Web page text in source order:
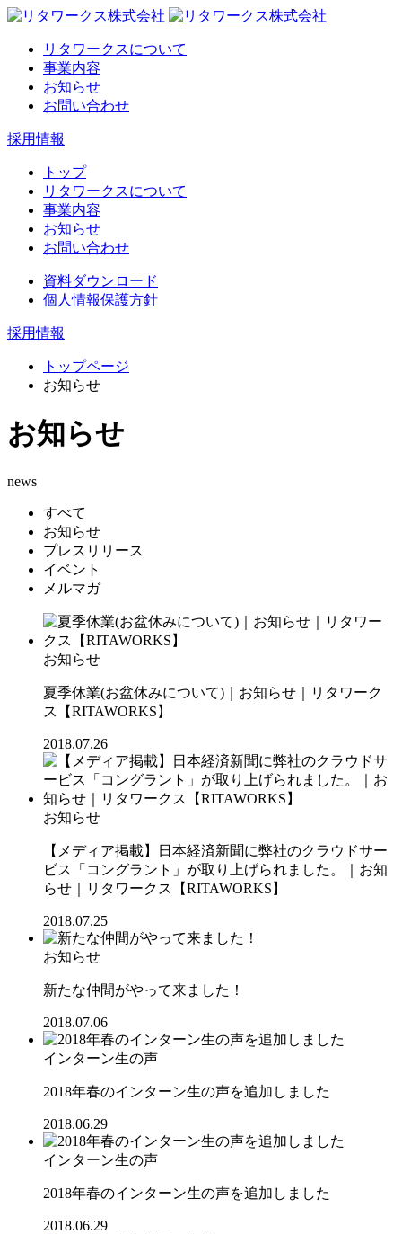
リタワークスについて
事業内容
お知らせ
お問い合わせ
採用情報
トップ
リタワークスについて
事業内容
お知らせ
お問い合わせ
資料ダウンロード
個人情報保護方針
採用情報
トップページ
お知らせ
お知らせ
news
すべて
お知らせ
プレスリリース
イベント
メルマガ
お知らせ
夏季休業(お盆休みについて)｜お知らせ｜リタワーク
ス【RITAWORKS】
2018.07.26
お知らせ
【メディア掲載】日本経済新聞に弊社のクラウドサー
ビス「コングラント」が取り上げられました。｜お知
らせ｜リタワークス【RITAWORKS】
2018.07.25
お知らせ
新たな仲間がやって来ました！
2018.07.06
インターン生の声
2018年春のインターン生の声を追加しました
2018.06.29
インターン生の声
2018年春のインターン生の声を追加しました
2018.06.29